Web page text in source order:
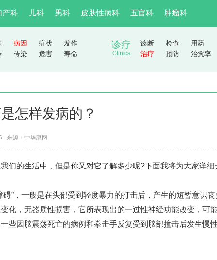
产科 儿科 男科 皮肤性病科 五官科 肿瘤科
病因 症状
发作
传染 危害 寿命
诊疗
Clinics
诊断 检查
用药
治疗
预防 治愈率
怎样发病的？
来源： 中华康网
的生活中，但是你又对它了解多少呢?下面我将为大家详细
，一般是在头部受到轻度暴力的打击后，产生的短暂意识丧
化，无器质性损害，它所表现出的一过性神经功能改变，可
些因脑震荡死亡的病例和拳击手反复受到脑部撞击后发生慢